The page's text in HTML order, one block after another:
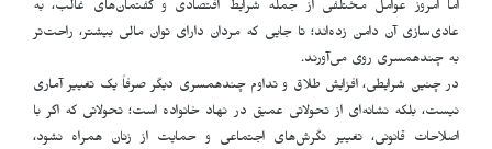
اما امروز عوامل مختلفی از جمله شرایط اقتصادی و گفتمان‌های غالب، به
عادی‌سازی آن دامن زده‌اند؛ تا جایی که مردان دارای توان مالی بیشتر، راحت‌تر
به چندهمسری روی می‌آورند.
در چنین شرایطی، افزایش طلاق و تداوم چندهمسری دیگر صرفاً یک تغییر آماری
نیست، بلکه نشانه‌ای از تحولاتی عمیق در نهاد خانواده است؛ تحولاتی که اگر با
اصلاحات قانونی، تغییر نگرش‌های اجتماعی و حمایت از زنان همراه نشود،